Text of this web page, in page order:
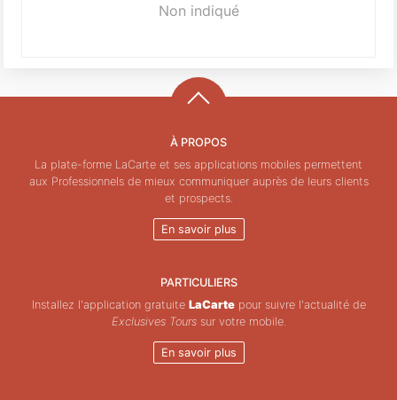
Non indiqué
À PROPOS
La plate-forme LaCarte et ses applications mobiles permettent
aux Professionnels de mieux communiquer auprès de leurs clients
et prospects.
En savoir plus
PARTICULIERS
Installez l'application gratuite LaCartepour suivre l'actualité de
Exclusives Tourssur votre mobile.
En savoir plus